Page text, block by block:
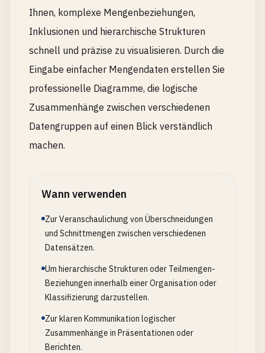
Ihnen, komplexe Mengenbeziehungen,
Inklusionen und hierarchische Strukturen
schnell und präzise zu visualisieren. Durch die
Eingabe einfacher Mengendaten erstellen Sie
professionelle Diagramme, die logische
Zusammenhänge zwischen verschiedenen
Datengruppen auf einen Blick verständlich
machen.
Wann verwenden
Zur Veranschaulichung von Überschneidungen
und Schnittmengen zwischen verschiedenen
Datensätzen.
Um hierarchische Strukturen oder Teilmengen-
Beziehungen innerhalb einer Organisation oder
Klassifizierung darzustellen.
Zur klaren Kommunikation logischer
Zusammenhänge in Präsentationen oder
Berichten.